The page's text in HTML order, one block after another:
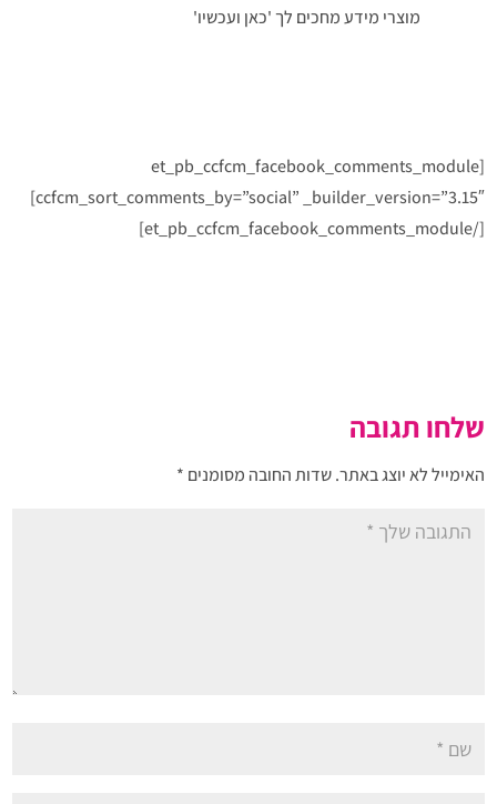
מוצרי מידע מחכים לך'כאן ועכשיו'
[et_pb_ccfcm_facebook_comments_module
ccfcm_sort_comments_by=”social” _builder_version=”3.15″]
[/et_pb_ccfcm_facebook_comments_module]
שלחו תגובה
האימייל לא יוצג באתר. שדות החובה מסומנים *